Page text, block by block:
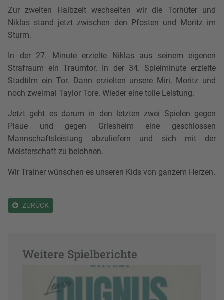
Zur zweiten Halbzeit wechselten wir die Torhüter und
Niklas stand jetzt zwischen den Pfosten und Moritz im
Sturm.
In der 27. Minute erzielte Niklas aus seinem eigenen
Strafraum ein Traumtor. In der 34. Spielminute erzielte
Stadtilm ein Tor. Dann erzielten unsere Miri, Moritz und
noch zweimal Taylor Tore. Wieder eine tolle Leistung.
Jetzt geht es darum in den letzten zwei Spielen gegen
Plaue und gegen Griesheim eine geschlossen
Mannschaftsleistung abzuliefern und sich mit der
Meisterschaft zu belohnen.
Wir Trainer wünschen es unseren Kids von ganzem Herzen.
ZURÜCK
Weitere Spielberichte